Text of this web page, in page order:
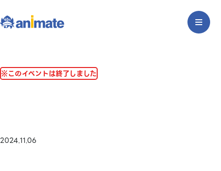
※このイベントは終了しました
2024.11.06